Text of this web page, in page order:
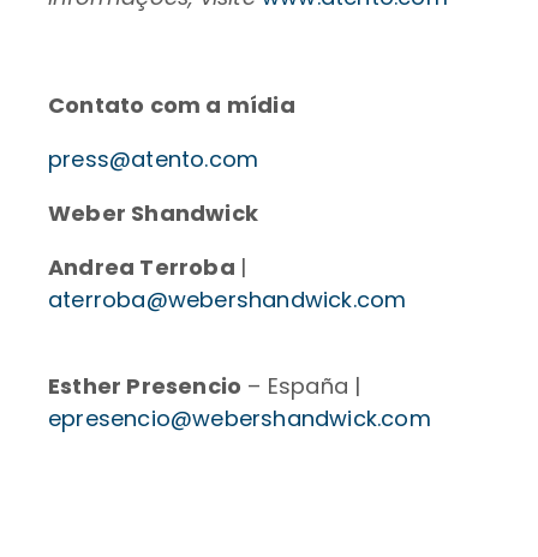
Contato com a mídia
press@atento.com
Weber Shandwick
Andrea Terroba |
aterroba@webershandwick.com
Esther Presencio – España |
epresencio@webershandwick.com